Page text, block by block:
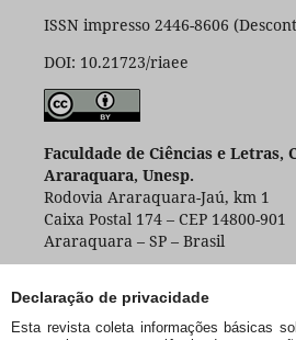
Declaração de privacidade
Esta revista coleta informações básicas
ISSN impresso 2446-8606
DOI: 10.21723/riaee
Faculdade de Ciências e Letras,
Araraquara, Unesp.
Rodovia Araraquara-Jaú, km 1
Caixa Postal 174 – CEP 14800-901
Araraquara – SP – Brasil